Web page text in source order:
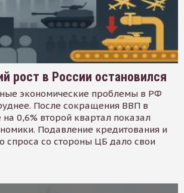
рост в России остановился
экономические проблемы в РФ
После сокращения ВВП в
0,6% второй квартал показал
Подавление кредитования и
спроса со стороны ЦБ дало свои